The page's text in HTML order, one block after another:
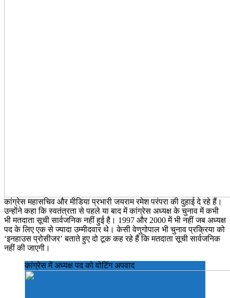
कांग्रेस महासचिव और मीडिया प्रभारी जयराम रमेश परंपरा की दुहाई दे रहे हैं।
उन्होंने कहा कि स्वतंत्रता से पहले या बाद में कांग्रेस अध्यक्ष के चुनाव में कभी
भी मतदाता सूची सार्वजनिक नहीं हुई है। 1997 और 2000 में भी नहीं जब अध्यक्ष
पद के लिए एक से ज्यादा उम्मीदवार थे। केसी वेणुगोपाल भी चुनाव प्रक्रिया को
‘इनहाउस प्रोसीजर’ बताते हुए दो टूक कह रहे हैं कि मतदाता सूची सार्वजनिक
नहीं की जाएगी।
कांग्रेस में अध्यक्ष पद को वोटिंग अपवाद